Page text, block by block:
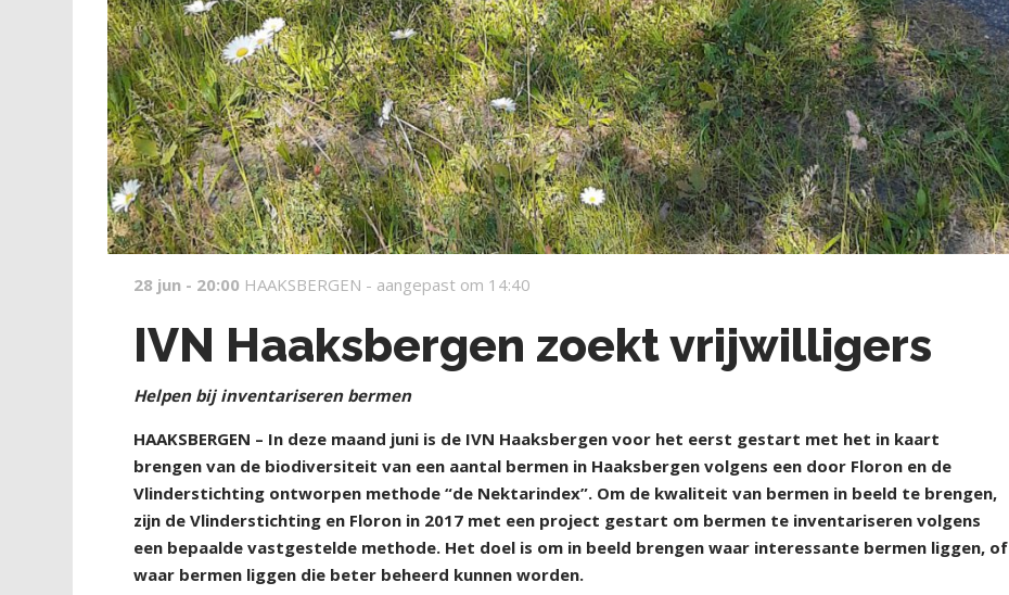
28 jun - 20:00 HAAKSBERGEN - aangepast om 14:40
IVN Haaksbergen zoekt vrijwilligers
Helpen bij inventariseren bermen
HAAKSBERGEN – In deze maand juni is de IVN Haaksbergen voor het eerst gestart met het in kaart
brengen van de biodiversiteit van een aantal bermen in Haaksbergen volgens een door Floron en de
Vlinderstichting ontworpen methode “de Nektarindex”. Om de kwaliteit van bermen in beeld te brengen,
zijn de Vlinderstichting en Floron in 2017 met een project gestart om bermen te inventariseren volgens
een bepaalde vastgestelde methode. Het doel is om in beeld brengen waar interessante bermen liggen, of
waar bermen liggen die beter beheerd kunnen worden.